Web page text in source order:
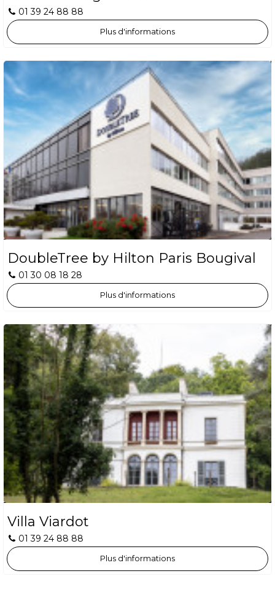
01 39 24 88 88
Plus d'informations
DoubleTree by Hilton Paris Bougival
01 30 08 18 28
Plus d'informations
Villa Viardot
01 39 24 88 88
Plus d'informations